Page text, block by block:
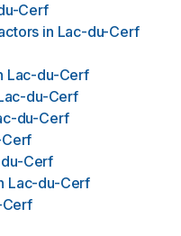
Cerf
in Lac-du-Cerf
Lac-du-Cerf
du-Cerf
du-Cerf
Cerf
Lac-du-Cerf